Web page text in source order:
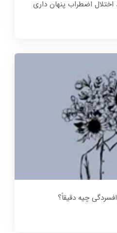
اضطراب پنهان داری
چیه دقیقاً؟